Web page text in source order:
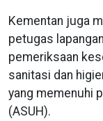
Kementan juga
petugas
pemeriksaan
sanitasi dan
yang memenuhi
(ASUH).